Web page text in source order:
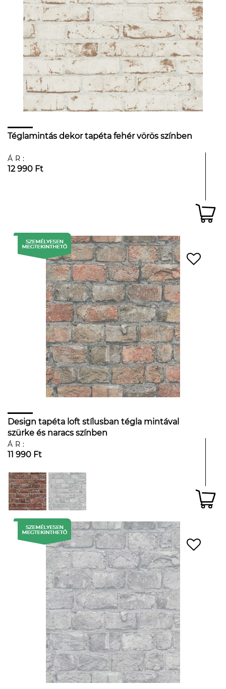
Téglamintás dekor tapéta fehér vörös színben
ÁR:
12 990 Ft
Design tapéta loft stílusban tégla mintával
szürke és naracs színben
ÁR:
11 990 Ft